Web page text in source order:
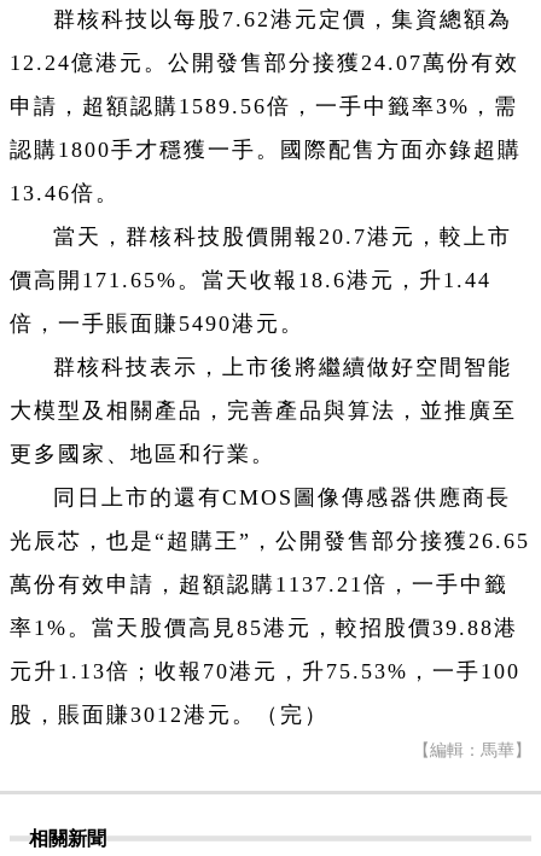
群核科技以每股7.62港元定價，集資總額為
12.24億港元。公開發售部分接獲24.07萬份有效
申請，超額認購1589.56倍，一手中籤率3%，需
認購1800手才穩獲一手。國際配售方面亦錄超購
13.46倍。
當天，群核科技股價開報20.7港元，較上市
價高開171.65%。當天收報18.6港元，升1.44
倍，一手賬面賺5490港元。
群核科技表示，上市後將繼續做好空間智能
大模型及相關產品，完善產品與算法，並推廣至
更多國家、地區和行業。
同日上市的還有CMOS圖像傳感器供應商長
光辰芯，也是“超購王”，公開發售部分接獲26.65
萬份有效申請，超額認購1137.21倍，一手中籤
率1%。當天股價高見85港元，較招股價39.88港
元升1.13倍；收報70港元，升75.53%，一手100
股，賬面賺3012港元。（完）
【編輯：馬華】
相關新聞